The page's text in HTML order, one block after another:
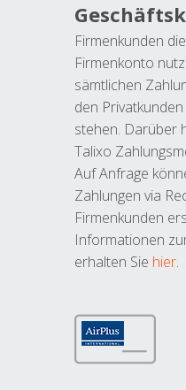
Firmenkunden
Firmenkonto
sämtlichen
den
stehen. Darüber
Talixo
Auf Anfrage
Zahlungen via
Firmenkunden
Informationen
erhalten Sie hier.